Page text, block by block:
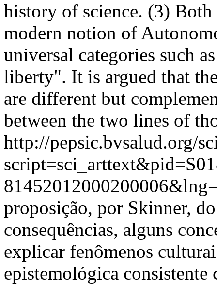
history of science. (3)
modern notion of
universal categories such
liberty". It is argued that
are different but
between the two lines of
http://pepsic.bvsalud.org/
proposição, por Skinner,
consequências, alguns
explicar fenômenos
epistemológica